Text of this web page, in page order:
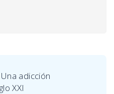
adicción
XXI